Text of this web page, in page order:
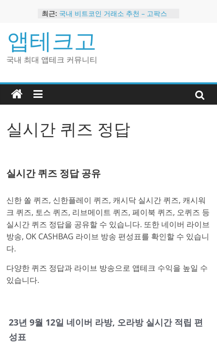
content
최근: 국내 비트코인 거래소 추천 – 고팍스
트
2024 강력히 추천하는 은행 멤버십 현
금 앱테크
해외 코인 거래소 추천 순위 BEST 2
앱테크고
국내 최대 앱테크 커뮤니티
실시간 퀴즈 정답
실시간 퀴즈 정답 공유
신한 쏠 퀴즈, 신한플레이 퀴즈, 캐시닥 실시간 퀴즈, 캐시워
크 퀴즈, 토스 퀴즈, 리브메이트 퀴즈, 페이북 퀴즈, 오퀴즈 등
실시간 퀴즈 정답을 공유할 수 있습니다. 또한 네이버 라이브
방송, OK CASHBAG 라이브 방송 편성표를 확인할 수 있습니
다.
다양한 퀴즈 정답과 라이브 방송으로 앱테크 수익을 높일 수
있습니다.
23년 9월 12일 네이버 라방, 오라방 실시간 적립 편
성표